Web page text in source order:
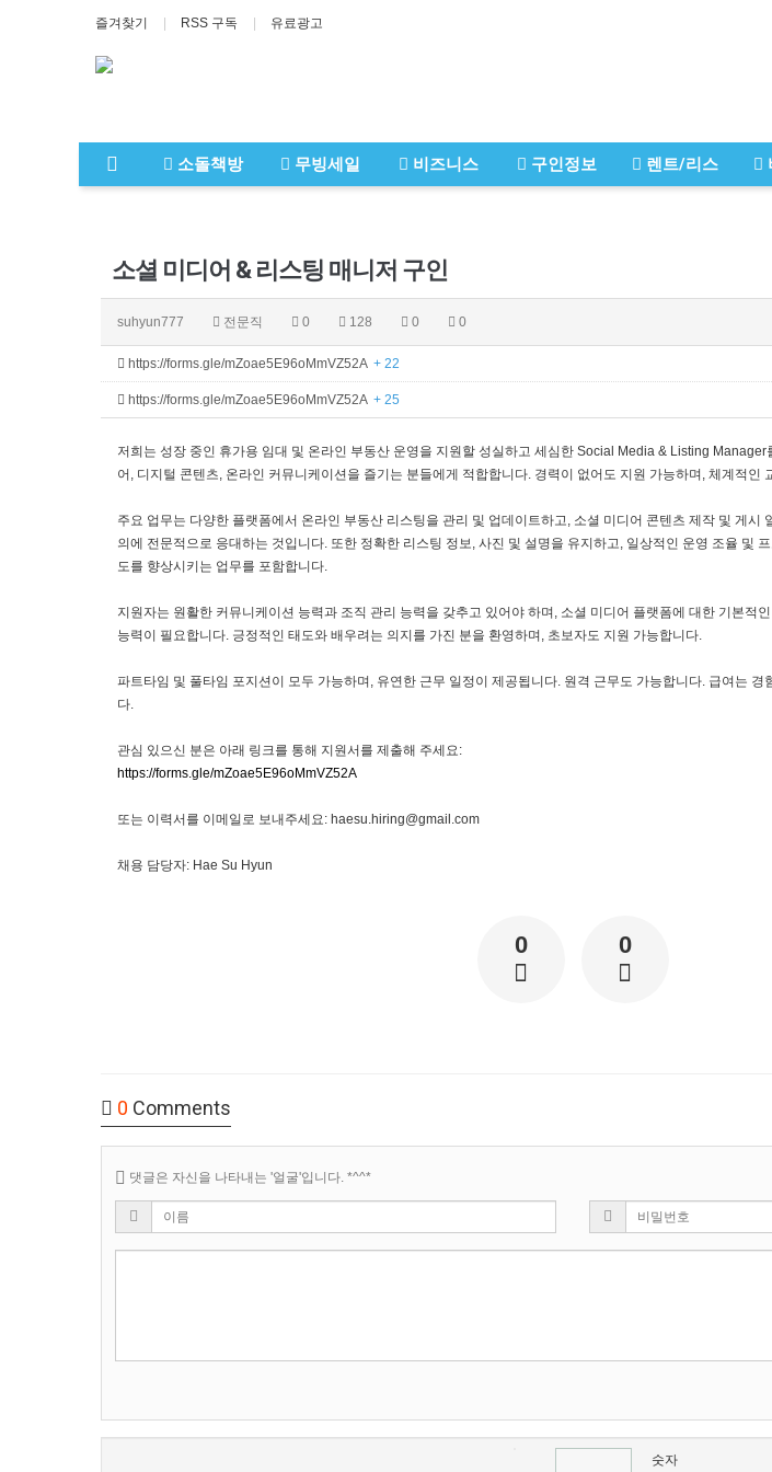
즐겨찾기 RSS 구독 유료광고
소돌책방 무빙세일 비즈니스 구인정보 렌트/리스
소셜 미디어 & 리스팅 매니저 구인
suhyun777 전문직 0 128 0 0
https://forms.gle/mZoae5E96oMmVZ52A + 22
https://forms.gle/mZoae5E96oMmVZ52A + 25
저희는 성장 중인 휴가용 임대 및 온라인 부동산 운영을 지원할 성실하고 세심한 Social Media & Listing Manager
어, 디지털 콘텐츠, 온라인 커뮤니케이션을 즐기는 분들에게 적합합니다. 경력이 없어도 지원 가능하며, 체계적인
주요 업무는 다양한 플랫폼에서 온라인 부동산 리스팅을 관리 및 업데이트하고, 소셜 미디어 콘텐츠 제작 및 게시
의에 전문적으로 응대하는 것입니다. 또한 정확한 리스팅 정보, 사진 및 설명을 유지하고, 일상적인 운영 조율 및
도를 향상시키는 업무를 포함합니다.
지원자는 원활한 커뮤니케이션 능력과 조직 관리 능력을 갖추고 있어야 하며, 소셜 미디어 플랫폼에 대한 기본적
능력이 필요합니다. 긍정적인 태도와 배우려는 의지를 가진 분을 환영하며, 초보자도 지원 가능합니다.
파트타임 및 풀타임 포지션이 모두 가능하며, 유연한 근무 일정이 제공됩니다. 원격 근무도 가능합니다. 급여는 경
다.
관심 있으신 분은 아래 링크를 통해 지원서를 제출해 주세요:
https://forms.gle/mZoae5E96oMmVZ52A
또는 이력서를 이메일로 보내주세요: haesu.hiring@gmail.com
채용 담당자: Hae Su Hyun
0 0
0 Comments
댓글은 자신을 나타내는 '얼굴'입니다. *^^*
숫자